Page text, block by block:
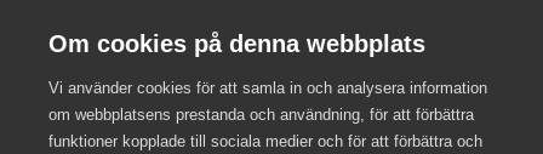
Kontakta oss
Om cookies på denna webbplats
Vi använder cookies för att samla in och analysera information
om webbplatsens prestanda och användning, för att förbättra
funktioner kopplade till sociala medier och för att förbättra och